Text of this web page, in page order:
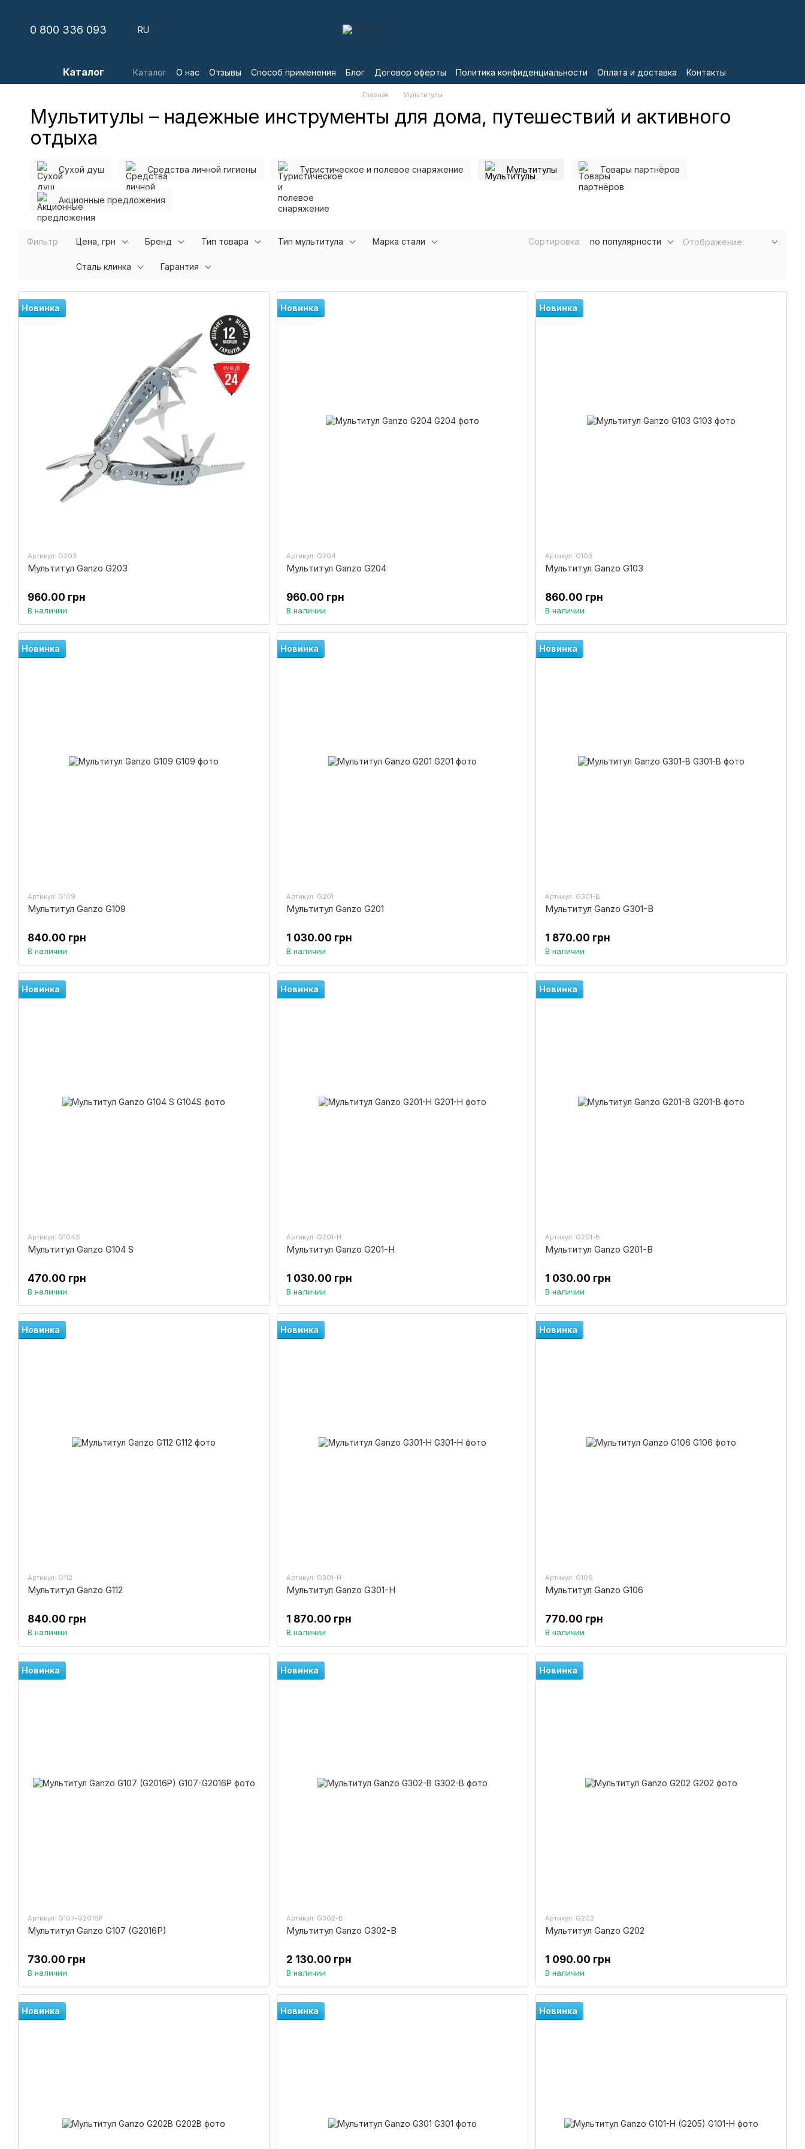
0 800 336 093 RU
Каталог Каталог О нас Отзывы Способ применения Блог Договор оферты Политика конфиденциальности Оплата и доставка Контакты
Главная Мультитулы
Мультитулы – надежные инструменты для дома, путешествий и активного
отдыха
Сухой душ Средства личной гигиены Туристическое и полевое снаряжение Мультитулы Товары партнёров
Акционные предложения
Фильтр Цена, грн Бренд Тип товара Тип мультитула Марка стали
Сталь клинка Гарантия
Сортировка: по популярности Отображение:
Новинка
Артикул: G203
Мультитул Ganzo G203
960.00 грн
В наличии
Новинка
Артикул: G204
Мультитул Ganzo G204
960.00 грн
В наличии
Новинка
Артикул: G103
Мультитул Ganzo G103
860.00 грн
В наличии
Новинка
Артикул: G109
Мультитул Ganzo G109
840.00 грн
В наличии
Новинка
Артикул: G201
Мультитул Ganzo G201
1 030.00 грн
В наличии
Новинка
Артикул: G301-B
Мультитул Ganzo G301-В
1 870.00 грн
В наличии
Новинка
Артикул: G104S
Мультитул Ganzo G104 S
470.00 грн
В наличии
Новинка
Артикул: G201-H
Мультитул Ganzo G201-H
1 030.00 грн
В наличии
Новинка
Артикул: G201-B
Мультитул Ganzo G201-B
1 030.00 грн
В наличии
Новинка
Артикул: G112
Мультитул Ganzo G112
840.00 грн
В наличии
Новинка
Артикул: G301-H
Мультитул Ganzo G301-H
1 870.00 грн
В наличии
Новинка
Артикул: G106
Мультитул Ganzo G106
770.00 грн
В наличии
Новинка
Артикул: G107-G2016P
Мультитул Ganzo G107 (G2016P)
730.00 грн
В наличии
Новинка
Артикул: G302-B
Мультитул Ganzo G302-В
2 130.00 грн
В наличии
Новинка
Артикул: G202
Мультитул Ganzo G202
1 090.00 грн
В наличии
Новинка Новинка Новинка